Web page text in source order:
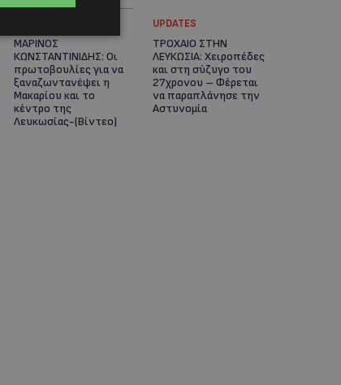
ΜΑΡΙΝΟΣ
ΚΩΝΣΤΑΝΤΙΝΙΔΗΣ: Οι
πρωτοβουλίες για να
ξαναζωντανέψει η
Μακαρίου και το
κέντρο της
Λευκωσίας-(Βίντεο)
UPDATES
ΤΡΟΧΑΙΟ ΣΤΗΝ
ΛΕΥΚΩΣΙΑ: Χειροπέδες
και στη σύζυγο του
27χρονου – Φέρεται
να παραπλάνησε την
Αστυνομία